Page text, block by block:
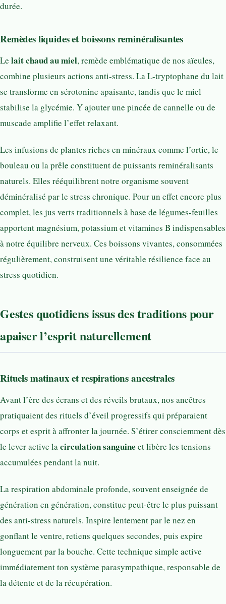
durée.
Remèdes liquides et boissons reminéralisantes
Le lait chaud au miel, remède emblématique de nos aïeules,
combine plusieurs actions anti-stress. La L-tryptophane du lait
se transforme en sérotonine apaisante, tandis que le miel
stabilise la glycémie. Y ajouter une pincée de cannelle ou de
muscade amplifie l’effet relaxant.
Les infusions de plantes riches en minéraux comme l’ortie, le
bouleau ou la prêle constituent de puissants reminéralisants
naturels. Elles rééquilibrent notre organisme souvent
déminéralisé par le stress chronique. Pour un effet encore plus
complet, les jus verts traditionnels à base de légumes-feuilles
apportent magnésium, potassium et vitamines B indispensables
à notre équilibre nerveux. Ces boissons vivantes, consommées
régulièrement, construisent une véritable résilience face au
stress quotidien.
Gestes quotidiens issus des traditions pour
apaiser l’esprit naturellement
Rituels matinaux et respirations ancestrales
Avant l’ère des écrans et des réveils brutaux, nos ancêtres
pratiquaient des rituels d’éveil progressifs qui préparaient
corps et esprit à affronter la journée. S’étirer consciemment dès
le lever active lacirculation sanguine et libère les tensions
accumulées pendant la nuit.
La respiration abdominale profonde, souvent enseignée de
génération en génération, constitue peut-être le plus puissant
des anti-stress naturels. Inspire lentement par le nez en
gonflant le ventre, retiens quelques secondes, puis expire
longuement par la bouche. Cette technique simple active
immédiatement ton système parasympathique, responsable de
la détente et de la récupération.